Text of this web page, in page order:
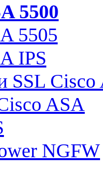
5500
5505
IPS
SSL Cisco
ASA
NGFW